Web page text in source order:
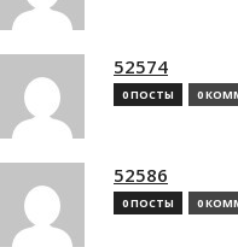
52574
0 ПОСТЫ 0
52586
0 ПОСТЫ 0